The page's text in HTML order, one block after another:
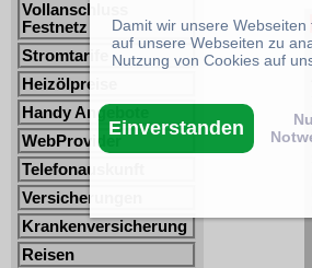
Vollanschluss
Festnetz
Stromtarife
Heizölpreise
Handy Angebote
WebProvider
Telefonauskunft
Versicherungen
Krankenversicherung
Reisen
Damit wir unsere
auf unsere Webseiten zu
Nutzung von Cookies auf
Einverstanden